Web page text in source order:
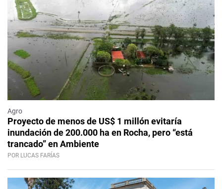
Agro
Proyecto de menos de US$ 1 millón evitaría
inundación de 200.000 ha en Rocha, pero “está
trancado” en Ambiente
POR LUCAS FARÍAS